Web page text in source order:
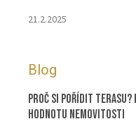
21.2.2025
Blog
Proč si pořídit terasu?
hodnotu nemovitosti